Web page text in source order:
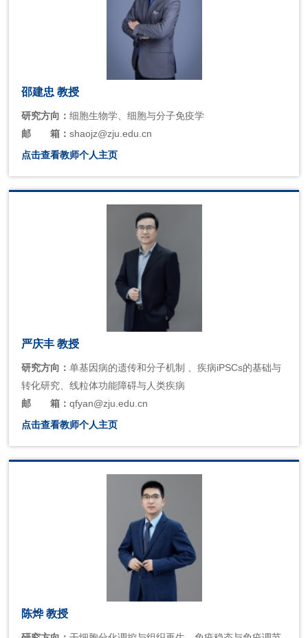
邵建忠 教授
研究方向：细胞生物学、细胞与分子免疫学
邮
箱：shaojz@zju.edu.cn
点击查看教师个人主页
严庆丰 教授
研究方向：单基因病的遗传和分子机制 、疾病iPSCs的基础与
转化研究、线粒体功能障碍与人类疾病
邮
箱：qfyan@zju.edu.cn
点击查看教师个人主页
陈烨 教授